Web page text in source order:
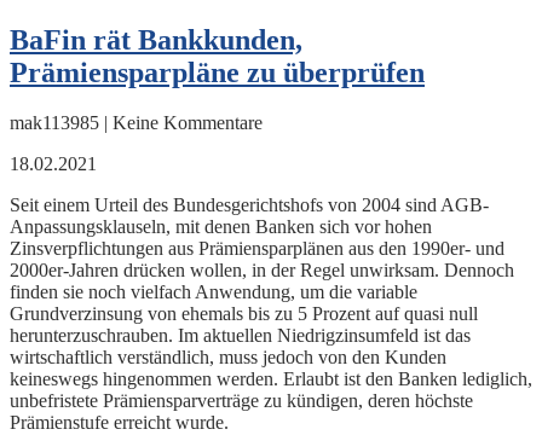
BaFin rät Bankkunden,
Prämiensparpläne zu überprüfen
mak113985 | Keine Kommentare
18.02.2021
Seit einem Urteil des Bundesgerichtshofs von 2004 sind AGB-
Anpassungsklauseln, mit denen Banken sich vor hohen
Zinsverpflichtungen aus Prämiensparplänen aus den 1990er- und
2000er-Jahren drücken wollen, in der Regel unwirksam. Dennoch
finden sie noch vielfach Anwendung, um die variable
Grundverzinsung von ehemals bis zu 5 Prozent auf quasi null
herunterzuschrauben. Im aktuellen Niedrigzinsumfeld ist das
wirtschaftlich verständlich, muss jedoch von den Kunden
keineswegs hingenommen werden. Erlaubt ist den Banken lediglich,
unbefristete Prämiensparverträge zu kündigen, deren höchste
Prämienstufe erreicht wurde.